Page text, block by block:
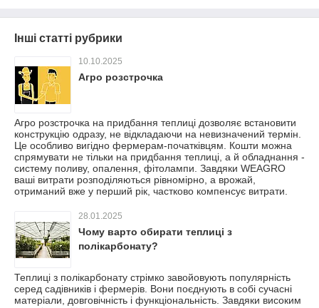
Інші статті рубрики
10.10.2025
Агро розстрочка
Агро розстрочка на придбання теплиці дозволяє встановити
конструкцію одразу, не відкладаючи на невизначений термін.
Це особливо вигідно фермерам-початківцям. Кошти можна
спрямувати не тільки на придбання теплиці, а й обладнання -
систему поливу, опалення, фітолампи. Завдяки WEAGRO
ваші витрати розподіляються рівномірно, а врожай,
отриманий вже у перший рік, частково компенсує витрати.
28.01.2025
Чому варто обирати теплиці з
полікарбонату?
Теплиці з полікарбонату стрімко завойовують популярність
серед садівників і фермерів. Вони поєднують в собі сучасні
матеріали, довговічність і функціональність. Завдяки високим